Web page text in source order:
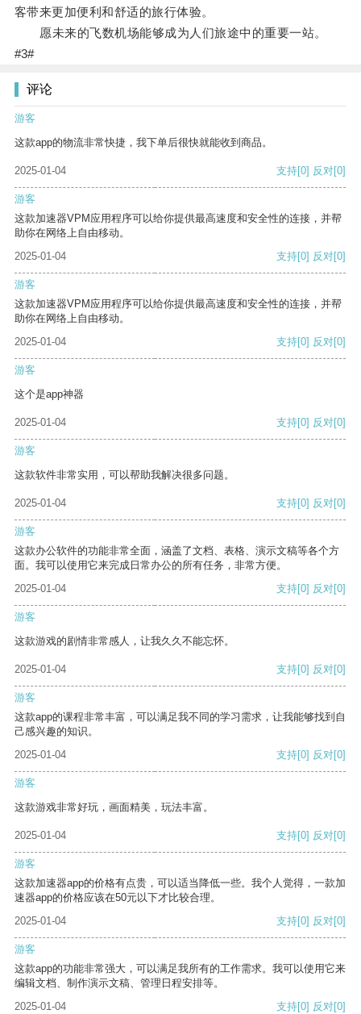
客带来更加便利和舒适的旅行体验。
愿未来的飞数机场能够成为人们旅途中的重要一站。
#3#
评论
游客
这款app的物流非常快捷，我下单后很快就能收到商品。
2025-01-04 支持[0] 反对[0]
游客
这款加速器VPM应用程序可以给你提供最高速度和安全性的连接，并帮
助你在网络上自由移动。
2025-01-04
支持[0] 反对[0]
游客
这款加速器VPM应用程序可以给你提供最高速度和安全性的连接，并帮
助你在网络上自由移动。
2025-01-04
支持[0] 反对[0]
游客
这个是app神器
2025-01-04 支持[0] 反对[0]
游客
这款软件非常实用，可以帮助我解决很多问题。
2025-01-04 支持[0] 反对[0]
游客
这款办公软件的功能非常全面，涵盖了文档、表格、演示文稿等各个方
面。我可以使用它来完成日常办公的所有任务，非常方便。
2025-01-04
支持[0] 反对[0]
游客
这款游戏的剧情非常感人，让我久久不能忘怀。
2025-01-04 支持[0] 反对[0]
游客
这款app的课程非常丰富，可以满足我不同的学习需求，让我能够找到自
己感兴趣的知识。
2025-01-04
支持[0] 反对[0]
游客
这款游戏非常好玩，画面精美，玩法丰富。
2025-01-04 支持[0] 反对[0]
游客
这款加速器app的价格有点贵，可以适当降低一些。我个人觉得，一款加
速器app的价格应该在50元以下才比较合理。
2025-01-04
支持[0] 反对[0]
游客
这款app的功能非常强大，可以满足我所有的工作需求。我可以使用它来
编辑文档、制作演示文稿、管理日程安排等。
2025-01-04
支持[0] 反对[0]